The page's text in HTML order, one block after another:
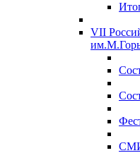
VII
СМИ